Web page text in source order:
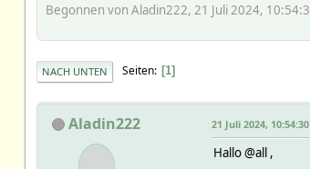
Begonnen von Aladin222, 21 Juli 2024,
NACH UNTEN Seiten 1
Aladin222 21 Juli 2024, 10:54:30
Hallo @all ,